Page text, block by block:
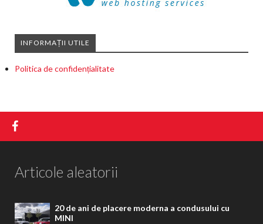
INFORMAȚII UTILE
Politica de confidențialitate
Articole aleatorii
20 de ani de placere moderna a condusului cu
MINI